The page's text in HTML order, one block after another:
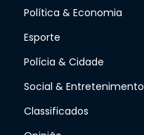
Política & Economia
Esporte
Polícia & Cidade
Social & Entretenimento
Classificados